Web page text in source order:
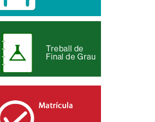
Treball de
Final de Grau